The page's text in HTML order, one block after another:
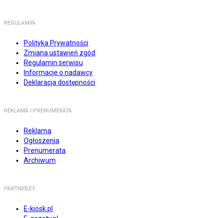
REGULAMIN
Polityka Prywatności
Zmiana ustawień zgód
Regulamin serwisu
Informacje o nadawcy
Deklaracja dostępności
REKLAMA I PRENUMERATA
Reklama
Ogłoszenia
Prenumerata
Archiwum
PARTNERZY
E-kiosk.pl